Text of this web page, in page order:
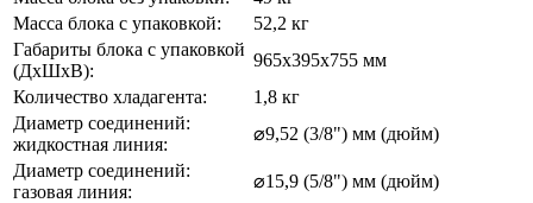
Масса блока с упаковкой:
52,2 кг
Габариты блока с упаковкой
(ДхШхВ):
965х395х755 мм
Количество хладагента:
1,8 кг
Диаметр соединений:
жидкостная линия:
⌀9,52 (3/8") мм (дюйм)
Диаметр соединений:
газовая линия:
⌀15,9 (5/8") мм (дюйм)